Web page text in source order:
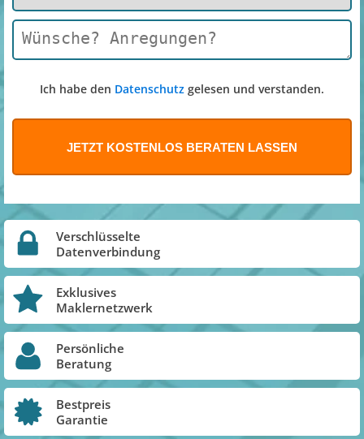
Ich habe den Datenschutz gelesen und verstanden.
Verschlüsselte
Datenverbindung
Exklusives
Maklernetzwerk
Persönliche
Beratung
Bestpreis
Garantie